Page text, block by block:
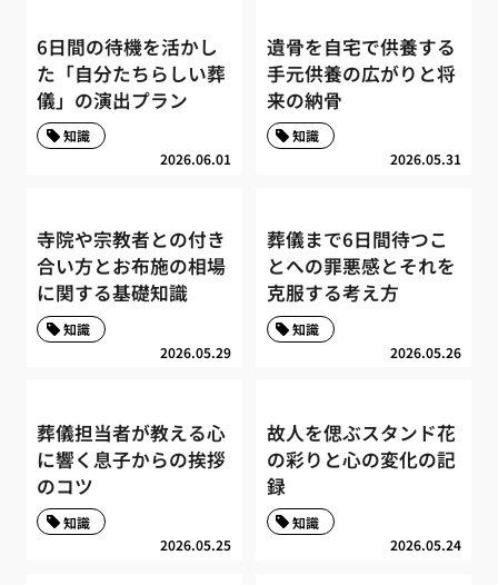
6日間の待機を活かし
た「自分たちらしい葬
儀」の演出プラン
2026.06.01
知識
遺骨を自宅で供養する
手元供養の広がりと将
来の納骨
2026.05.31
知識
寺院や宗教者との付き
合い方とお布施の相場
に関する基礎知識
2026.05.29
知識
葬儀まで6日間待つこ
とへの罪悪感とそれを
克服する考え方
2026.05.26
知識
葬儀担当者が教える心
に響く息子からの挨拶
のコツ
2026.05.25
知識
故人を偲ぶスタンド花
の彩りと心の変化の記
録
2026.05.24
知識